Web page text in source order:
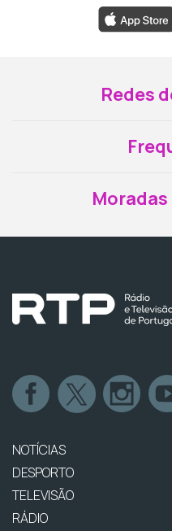
Redes
NOTÍCIAS
DESPORTO
TELEVISÃO
RÁDIO